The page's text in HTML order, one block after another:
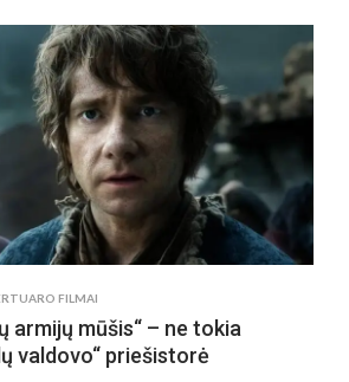
TEORIJA“
CUOCO-
PO
FILMAI
armijų mūšis“ – ne tokia
valdovo“ priešistorė